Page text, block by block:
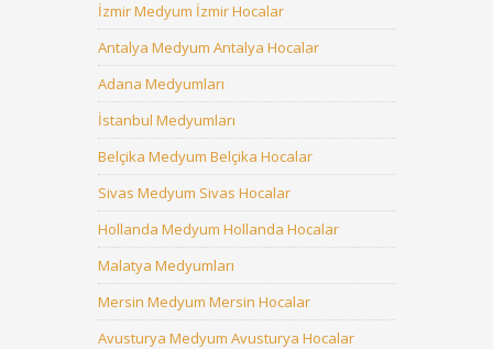
İzmir Medyum İzmir Hocalar
Antalya Medyum Antalya Hocalar
Adana Medyumları
İstanbul Medyumları
Belçika Medyum Belçika Hocalar
Sivas Medyum Sivas Hocalar
Hollanda Medyum Hollanda Hocalar
Malatya Medyumları
Mersin Medyum Mersin Hocalar
Avusturya Medyum Avusturya Hocalar